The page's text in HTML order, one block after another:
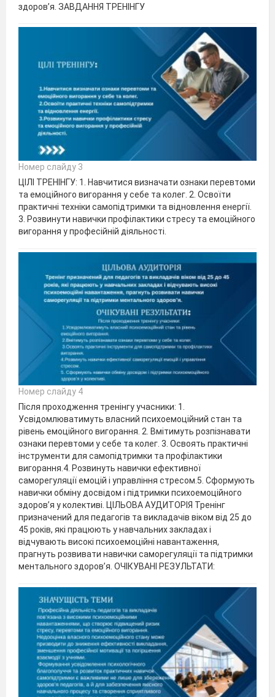
здоров’я. ЗАВДАННЯ ТРЕНІНГУ
Номер слайду 3
ЦІЛІ ТРЕНІНГУ: 1. Навчитися визначати ознаки перевтоми
та емоційного вигорання у себе та колег. 2. Освоїти
практичні техніки самопідтримки та відновлення енергії.
3. Розвинути навички профілактики стресу та емоційного
вигорання у професійній діяльності.
Номер слайду 4
Після проходження тренінгу учасники: 1.
Усвідомлюватимуть власний психоемоційний стан та
рівень емоційного вигорання. 2. Вмітимуть розпізнавати
ознаки перевтоми у себе та колег. 3. Освоять практичні
інструменти для самопідтримки та профілактики
вигорання.4. Розвинуть навички ефективної
саморегуляції емоцій і управління стресом.5. Сформують
навички обміну досвідом і підтримки психоемоційного
здоров’я у колективі. ЦІЛЬОВА АУДИТОРІЯ Тренінг
призначений для педагогів та викладачів віком від 25 до
45 років, які працюють у навчальних закладах і
відчувають високі психоемоційні навантаження,
прагнуть розвивати навички саморегуляції та підтримки
ментального здоров’я. ОЧІКУВАНІ РЕЗУЛЬТАТИ: